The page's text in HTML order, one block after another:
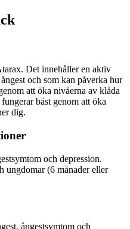
Det innehåller en aktiv
och som kan påverka hur
att öka nivåerna av klåda
bäst genom att öka
dig.
och depression.
ungdomar (6 månader eller
ångestsymtom och